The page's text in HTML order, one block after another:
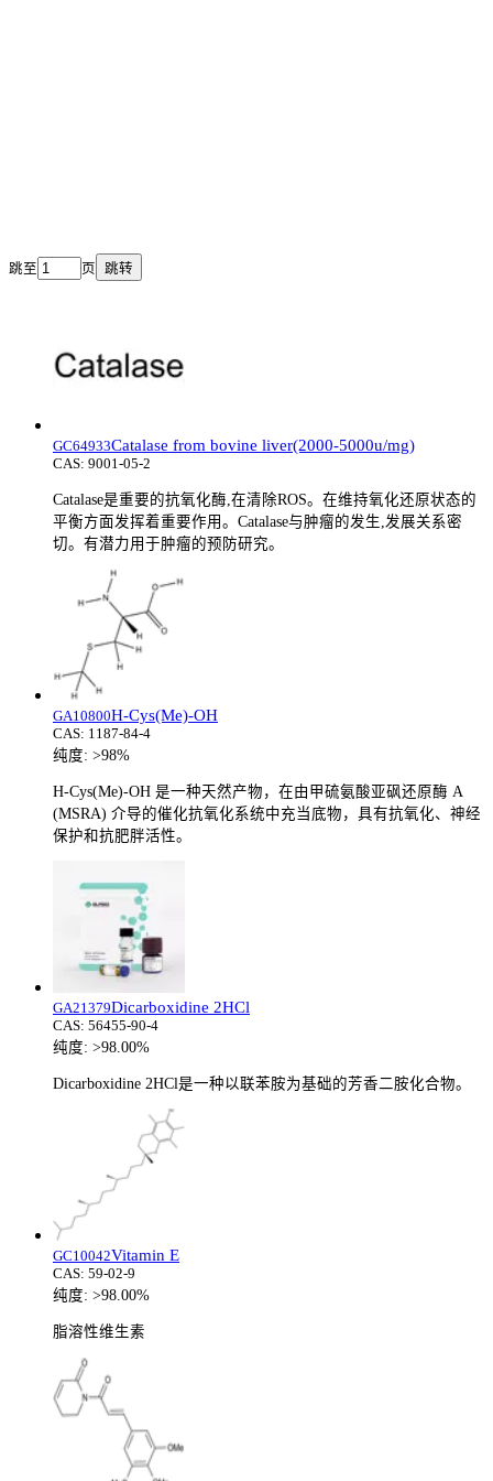
跳至 页 跳转
GC64933Catalase from bovine liver(2000-5000u/mg)
CAS: 9001-05-2
Catalase是重要的抗氧化酶,在清除ROS。在维持氧化还原状态的
平衡方面发挥着重要作用。Catalase与肿瘤的发生,发展关系密
切。有潜力用于肿瘤的预防研究。
GA10800H-Cys(Me)-OH
CAS: 1187-84-4
纯度: >98%
H-Cys(Me)-OH 是一种天然产物，在由甲硫氨酸亚砜还原酶 A
(MSRA) 介导的催化抗氧化系统中充当底物，具有抗氧化、神经
保护和抗肥胖活性。
GA21379Dicarboxidine 2HCl
CAS: 56455-90-4
纯度: >98.00%
Dicarboxidine 2HCl是一种以联苯胺为基础的芳香二胺化合物。
GC10042Vitamin E
CAS: 59-02-9
纯度: >98.00%
脂溶性维生素